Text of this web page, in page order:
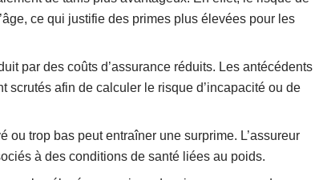
ce qui justifie des primes plus élevées pour les
par des coûts d’assurance réduits. Les antécédents
scrutés afin de calculer le risque d’incapacité ou de
ou trop bas peut entraîner une surprime. L’assureur
à des conditions de santé liées au poids.